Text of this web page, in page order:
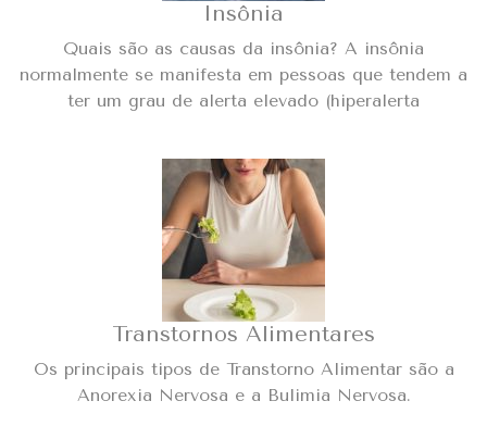
Insônia
Quais são as causas da insônia? A insônia
normalmente se manifesta em pessoas que tendem a
ter um grau de alerta elevado (hiperalerta
Transtornos Alimentares
Os principais tipos de Transtorno Alimentar são a
Anorexia Nervosa e a Bulimia Nervosa.